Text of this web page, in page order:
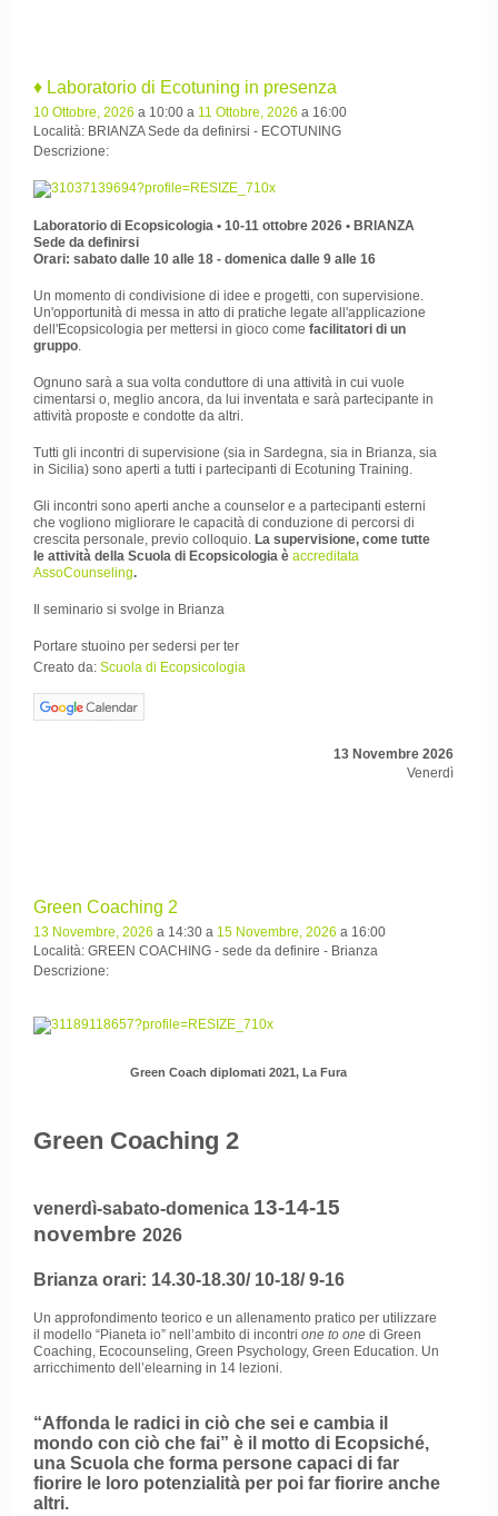
♦ Laboratorio di Ecotuning in presenza
10 Ottobre, 2026 a 10:00 a 11 Ottobre, 2026 a 16:00
Località: BRIANZA Sede da definirsi - ECOTUNING
Descrizione:
Laboratorio di Ecopsicologia • 10-11 ottobre 2026 • BRIANZA
Sede da definirsi
Orari: sabato dalle 10 alle 18 - domenica dalle 9 alle 16
Un momento di condivisione di idee e progetti, con supervisione.
Un'opportunità di messa in atto di pratiche legate all'applicazione
dell'Ecopsicologia per mettersi in gioco come facilitatori di un
gruppo
Ognuno sarà a sua volta conduttore di una attività in cui vuole
cimentarsi o, meglio ancora, da lui inventata e sarà partecipante in
attività proposte e condotte da altri.
Tutti gli incontri di supervisione (sia in Sardegna, sia in Brianza, sia
in Sicilia) sono aperti a tutti i partecipanti di Ecotuning Training.
Gli incontri sono aperti anche a counselor e a partecipanti esterni
che vogliono migliorare le capacità di conduzione di percorsi di
crescita personale, previo colloquio. La supervisione, come tutte
le attività della Scuola di Ecopsicologia è accreditata
AssoCounseling.
Il seminario si svolge in Brianza
Portare stuoino per sedersi per ter
Creato da: Scuola di Ecopsicologia
13 Novembre 2026
Venerdì
Green Coaching 2
13 Novembre, 2026 a 14:30 a 15 Novembre, 2026 a 16:00
Località: GREEN COACHING - sede da definire - Brianza
Descrizione:
Green Coach diplomati 2021, La Fura
Green Coaching 2
venerdì-sabato-domenica 13-14-15
novembre 2026
Brianza orari: 14.30-18.30/ 10-18/ 9-16
Un approfondimento teorico e un allenamento pratico per utilizzare
il modello “Pianeta io” nell’ambito di incontri one to one di Green
Coaching, Ecocounseling, Green Psychology, Green Education. Un
arricchimento dell’elearning in 14 lezioni.
“Affonda le radici in ciò che sei e cambia il
mondo con ciò che fai” è il motto di Ecopsiché,
una Scuola che forma persone capaci di far
fiorire le loro potenzialità per poi far fiorire anche
altri.